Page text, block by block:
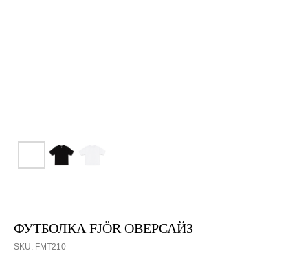
ФУТБОЛКА FJÖR ОВЕРСАЙЗ
SKU: FMT210